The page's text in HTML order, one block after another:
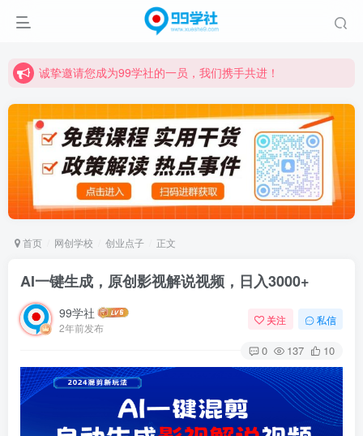
诚挚邀请您成为99学社的一员，我们携手共进！
诚挚邀请您成为99学社的一员，我们携手共进！
学习路上不孤独，99学社与你同行！分享全网优质VIP资源，炒股教程、创业教程、网络营销教程、自媒体短视频教程等，长期更新各大精品创业项目！
首页 网创学校 创业点子 正文
AI一键生成，原创影视解说视频，日入3000+
99学社
2年前发布
关注 私信
0 137 10